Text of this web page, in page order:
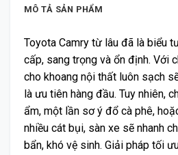
MÔ TẢ SẢN PHẨM
Toyota Camry từ lâu đã là biểu
cấp, sang trọng và ổn định. Với
cho khoang nội thất luôn sạch
là ưu tiên hàng đầu. Tuy nhiên,
ẩm, một lần sơ ý đổ cà phê,
nhiều cát bụi, sàn xe sẽ nhanh
bẩn, khó vệ sinh. Giải pháp tối